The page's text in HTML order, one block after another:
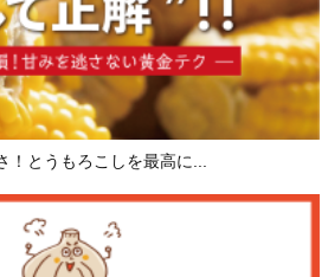
！とうもろこしを最高に...